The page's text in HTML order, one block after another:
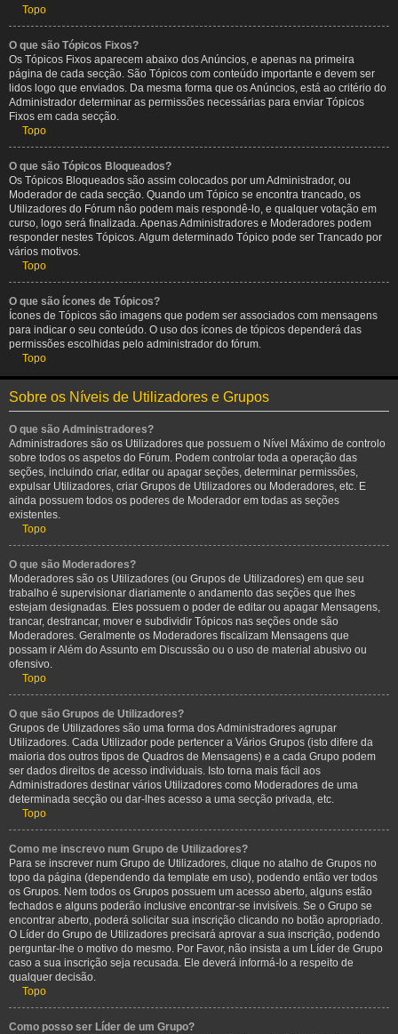
Topo
O que são Tópicos Fixos?
Os Tópicos Fixos aparecem abaixo dos Anúncios, e apenas na primeira
página de cada secção. São Tópicos com conteúdo importante e devem ser
lidos logo que enviados. Da mesma forma que os Anúncios, está ao critério do
Administrador determinar as permissões necessárias para enviar Tópicos
Fixos em cada secção.
Topo
O que são Tópicos Bloqueados?
Os Tópicos Bloqueados são assim colocados por um Administrador, ou
Moderador de cada secção. Quando um Tópico se encontra trancado, os
Utilizadores do Fórum não podem mais respondê-lo, e qualquer votação em
curso, logo será finalizada. Apenas Administradores e Moderadores podem
responder nestes Tópicos. Algum determinado Tópico pode ser Trancado por
vários motivos.
Topo
O que são ícones de Tópicos?
Ícones de Tópicos são imagens que podem ser associados com mensagens
para indicar o seu conteúdo. O uso dos ícones de tópicos dependerá das
permissões escolhidas pelo administrador do fórum.
Topo
Sobre os Níveis de Utilizadores e Grupos
O que são Administradores?
Administradores são os Utilizadores que possuem o Nível Máximo de controlo
sobre todos os aspetos do Fórum. Podem controlar toda a operação das
seções, incluindo criar, editar ou apagar seções, determinar permissões,
expulsar Utilizadores, criar Grupos de Utilizadores ou Moderadores, etc. E
ainda possuem todos os poderes de Moderador em todas as seções
existentes.
Topo
O que são Moderadores?
Moderadores são os Utilizadores (ou Grupos de Utilizadores) em que seu
trabalho é supervisionar diariamente o andamento das seções que lhes
estejam designadas. Eles possuem o poder de editar ou apagar Mensagens,
trancar, destrancar, mover e subdividir Tópicos nas seções onde são
Moderadores. Geralmente os Moderadores fiscalizam Mensagens que
possam ir Além do Assunto em Discussão ou o uso de material abusivo ou
ofensivo.
Topo
O que são Grupos de Utilizadores?
Grupos de Utilizadores são uma forma dos Administradores agrupar
Utilizadores. Cada Utilizador pode pertencer a Vários Grupos (isto difere da
maioria dos outros tipos de Quadros de Mensagens) e a cada Grupo podem
ser dados direitos de acesso individuais. Isto torna mais fácil aos
Administradores destinar vários Utilizadores como Moderadores de uma
determinada secção ou dar-lhes acesso a uma secção privada, etc.
Topo
Como me inscrevo num Grupo de Utilizadores?
Para se inscrever num Grupo de Utilizadores, clique no atalho de Grupos no
topo da página (dependendo da template em uso), podendo então ver todos
os Grupos. Nem todos os Grupos possuem um acesso aberto, alguns estão
fechados e alguns poderão inclusive encontrar-se invisíveis. Se o Grupo se
encontrar aberto, poderá solicitar sua inscrição clicando no botão apropriado.
O Líder do Grupo de Utilizadores precisará aprovar a sua inscrição, podendo
perguntar-lhe o motivo do mesmo. Por Favor, não insista a um Líder de Grupo
caso a sua inscrição seja recusada. Ele deverá informá-lo a respeito de
qualquer decisão.
Topo
Como posso ser Líder de um Grupo?